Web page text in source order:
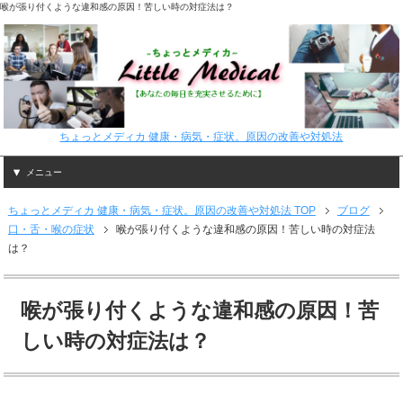
喉が張り付くような違和感の原因！苦しい時の対症法は？
ちょっとメディカ 健康・病気・症状。原因の改善や対処法
メニュー
ちょっとメディカ 健康・病気・症状。原因の改善や対処法 TOP
ブログ
口・舌・喉の症状
喉が張り付くような違和感の原因！苦しい時の対症法
は？
喉が張り付くような違和感の原因！苦
しい時の対症法は？